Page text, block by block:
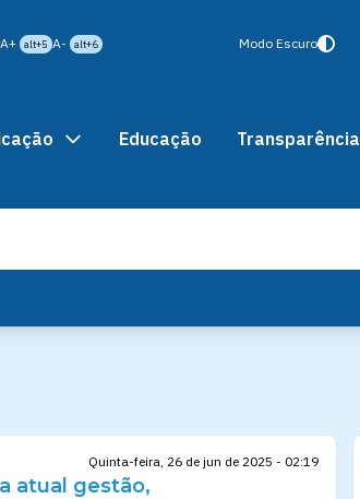
A+ alt+5 A- alt+6 Modo Escuro
Educação Transparência
Quinta-feira, 26 de jun de 2025 - 02:19
atual gestão,